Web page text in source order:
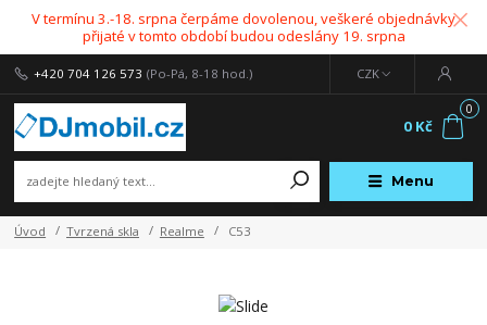
V termínu 3.-18. srpna čerpáme dovolenou, veškeré objednávky
přijaté v tomto období budou odeslány 19. srpna
Menu
CZK
+420 704 126 573 (Po-Pá, 8-18 hod.)
0
0 Kč
Úvod Tvrzená skla Realme C53